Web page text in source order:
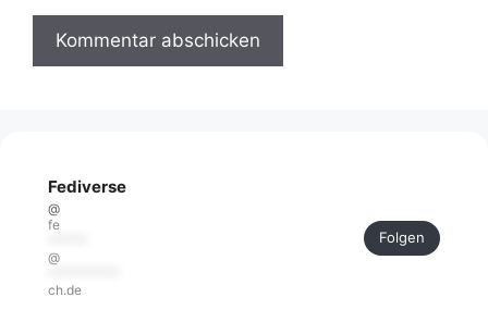
Fediverse
@
fe
@
ch.de
Folgen